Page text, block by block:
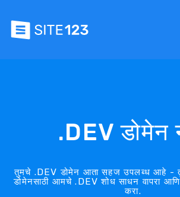
.DEV डोमेन
तुमचे .DEV डोमेन आता सहज उपलब्ध आहे -
डोमेनसाठी आमचे .DEV शोध साधन वापरा आणि
करा.